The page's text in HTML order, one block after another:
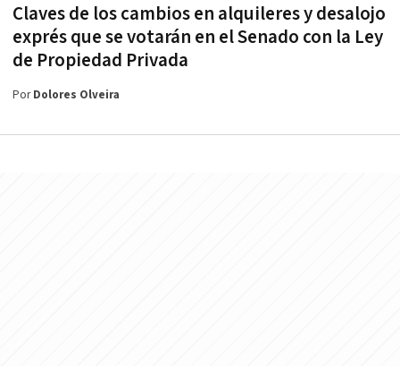
Claves de los cambios en alquileres y desalojo
exprés que se votarán en el Senado con la Ley
de Propiedad Privada
PorDolores Olveira